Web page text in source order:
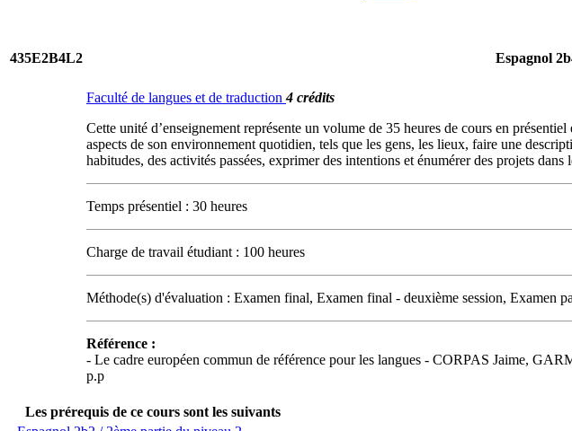
435E2B4L2 Espagnol
Faculté de langues et de traduction4 crédits
Cette unité d’enseignement représente un volume de 35 heures de cours en
aspects de son environnement quotidien, tels que les gens, les lieux, faire une
habitudes, des activités passées, exprimer des intentions et énumérer des projets dans
Temps présentiel : 30 heures
Charge de travail étudiant : 100 heures
Méthode(s) d'évaluation : Examen final, Examen final - deuxième session, Examen
Référence :
- Le cadre européen commun de référence pour les langues - CORPAS Jaime,
p.p
Les prérequis de ce cours sont les suivants